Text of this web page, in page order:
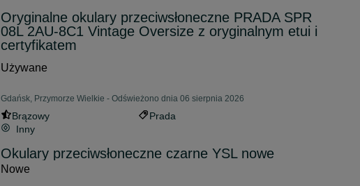
Oryginalne okulary przeciwsłoneczne PRADA SPR
08L 2AU-8C1 Vintage Oversize z oryginalnym etui i
certyfikatem
Używane
Gdańsk, Przymorze Wielkie - Odświeżono dnia 06 sierpnia 2026
Brązowy
Prada
Inny
Okulary przeciwsłoneczne czarne YSL nowe
Nowe